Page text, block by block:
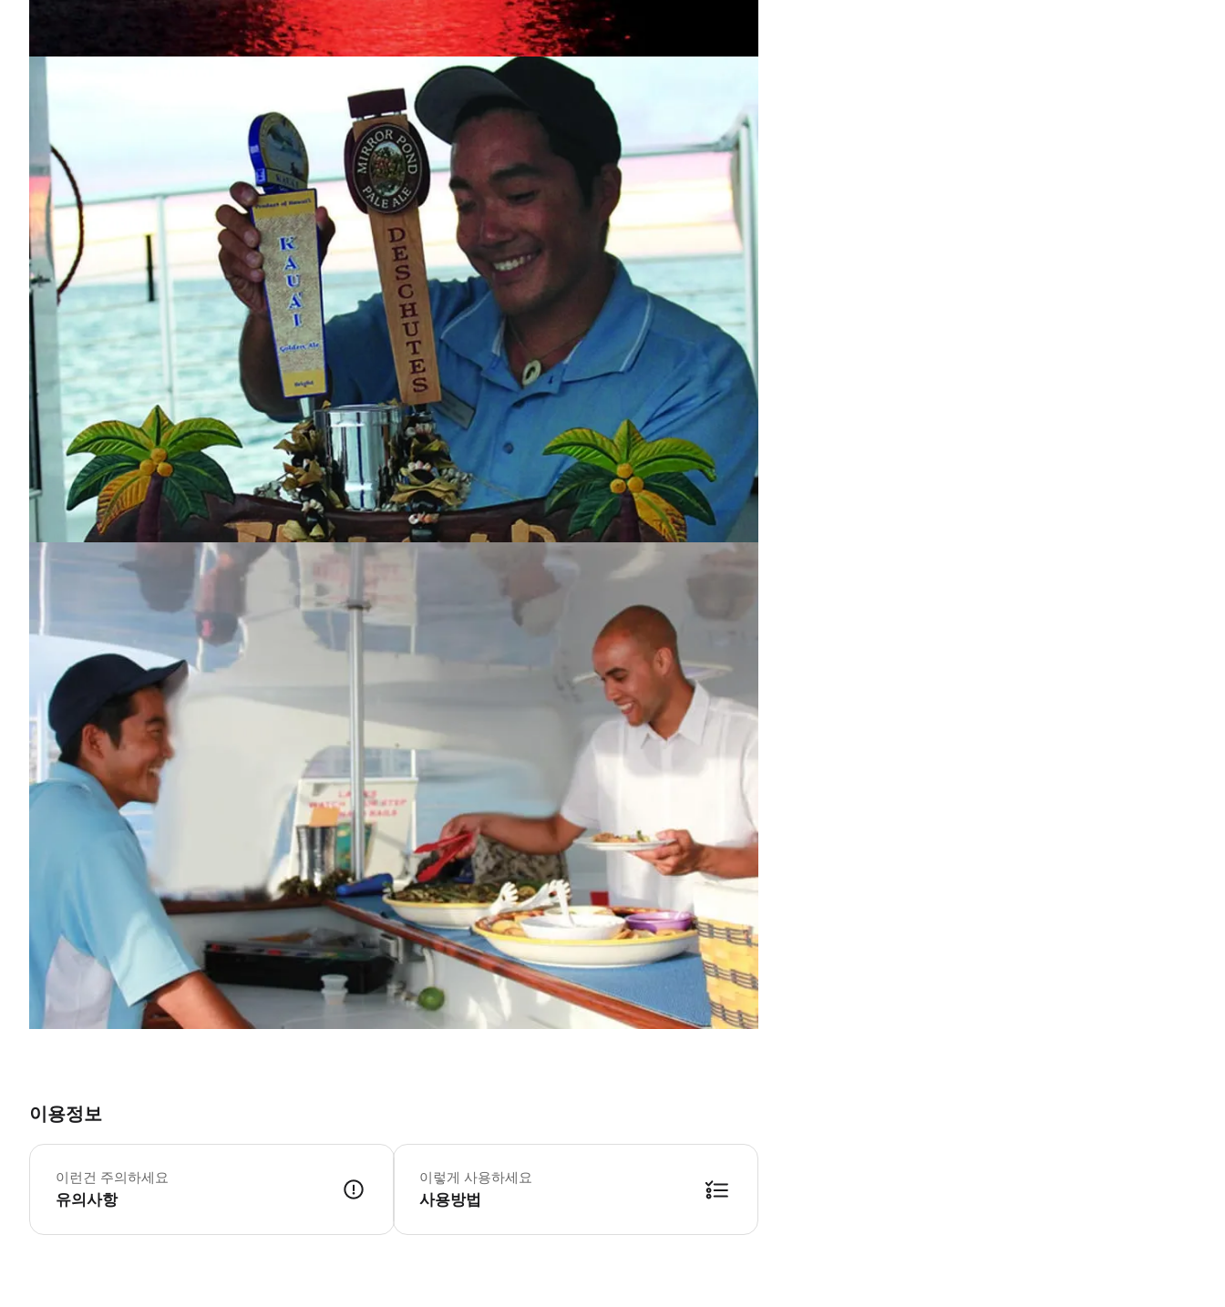
이용정보
이런건 주의하세요
유의사항
이렇게 사용하세요
사용방법